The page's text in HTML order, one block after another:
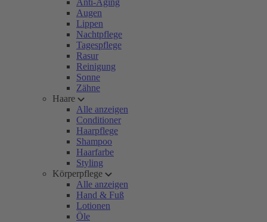
Anti-Aging
Augen
Lippen
Nachtpflege
Tagespflege
Rasur
Reinigung
Sonne
Zähne
Haare
Alle anzeigen
Conditioner
Haarpflege
Shampoo
Haarfarbe
Styling
Körperpflege
Alle anzeigen
Hand & Fuß
Lotionen
Öle